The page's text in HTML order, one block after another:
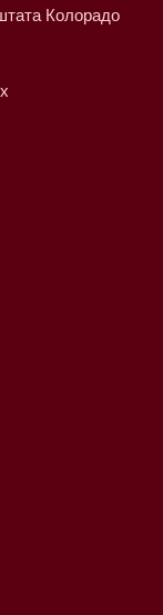
Колорадо